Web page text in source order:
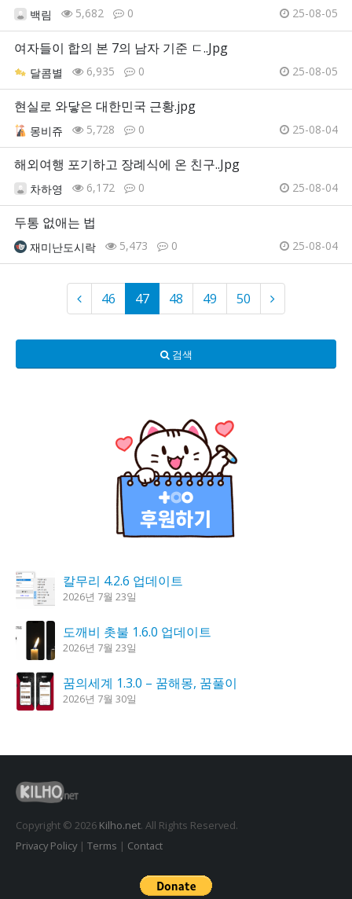
백림 5,682 0 25-08-05
여자들이 합의 본 7의 남자 기준 ㄷ..Jpg
달콤별 6,935 0 25-08-05
현실로 와닿은 대한민국 근황.jpg
몽비쥬 5,728 0 25-08-04
해외여행 포기하고 장례식에 온 친구..Jpg
차하영 6,172 0 25-08-04
두통 없애는 법
재미난도시락 5,473 0 25-08-04
46 47 48 49 50
검색
칼무리 4.2.6 업데이트
2026년 7월 23일
도깨비 촛불 1.6.0 업데이트
2026년 7월 23일
꿈의세계 1.3.0 – 꿈해몽, 꿈풀이
2026년 7월 30일
K플레이어 0.9.4 업데이트
2026년 7월 28일
Copyright © 2026 Kilho.net. All Rights Reserved.
Privacy Policy| Terms | Contact